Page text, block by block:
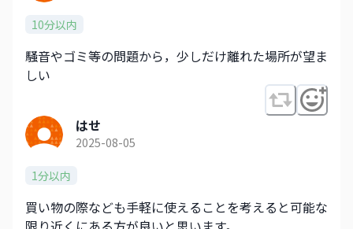
10分以内
騒音やゴミ等の問題から，少しだけ離れた場所が望ま
しい
はせ
2025-08-05
1分以内
買い物の際なども手軽に使えることを考えると可能な